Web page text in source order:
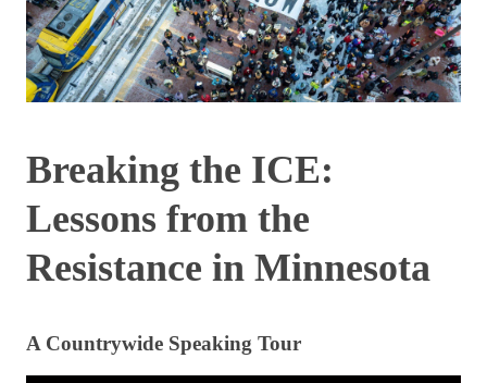
Breaking the ICE:
Lessons from the
Resistance in Minnesota
A Countrywide Speaking Tour